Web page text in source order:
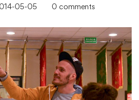
05-05 0 comments